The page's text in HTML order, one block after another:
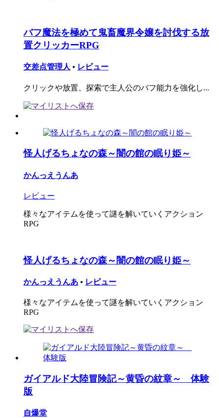
バフ魔法を極めて鬼畜魔界令嬢を討伐する放
置クリッカーRPG
交差点管理人 • レビュー
クリックや放置、探索で主人公のバフ能力を強化し...
怪人げるちょなの森～闇の館の眠り姫～
かんっえうんあ
レビュー
様々なアイテムを使って謎を解いていくアクション
RPG
怪人げるちょなの森～闇の館の眠り姫～
かんっえうんあ • レビュー
様々なアイテムを使って謎を解いていくアクション
RPG
ガイアルド大陸冒険記～黄昏の紋章～ 体験
版
自爆堂